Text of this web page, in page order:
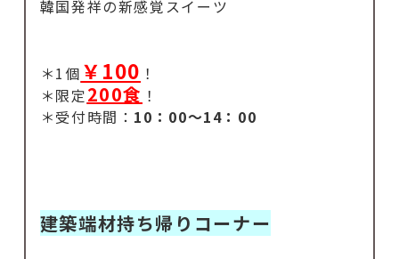
韓国発祥の新感覚スイーツ
＊1個 ￥100 ！
＊限定200食 ！
＊受付時間： 10：00～14：00
建築端材持ち帰りコーナー